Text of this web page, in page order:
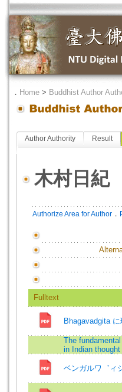
． Home > Buddhist Author
Author Authority Result
木村日紀
Authorize Area for Author ．
Fulltext
Bhagavadgita
The
in Indian thought
ベンガルワ゛ィ